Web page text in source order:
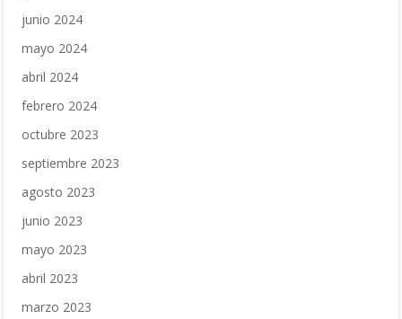
junio 2024
mayo 2024
abril 2024
febrero 2024
octubre 2023
septiembre 2023
agosto 2023
junio 2023
mayo 2023
abril 2023
marzo 2023